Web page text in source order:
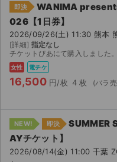
即決
WANIMA
026【1日券】
2026/09/26(土) 11:30 熊本
[詳細] 指定なし
チケットぴあにて購入しました。
女性 電チケ
16,500 円/枚 4 枚
NEW! 即決
SUMMER
AYチケット】
2026/08/14(金) 11:00 千葉